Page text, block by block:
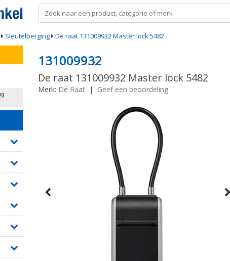
Sleutelberging De raat 131009932 Master lock 5482
131009932
De raat 131009932 Master lock 5482
Merk: De Raat | Geef een beoordeling